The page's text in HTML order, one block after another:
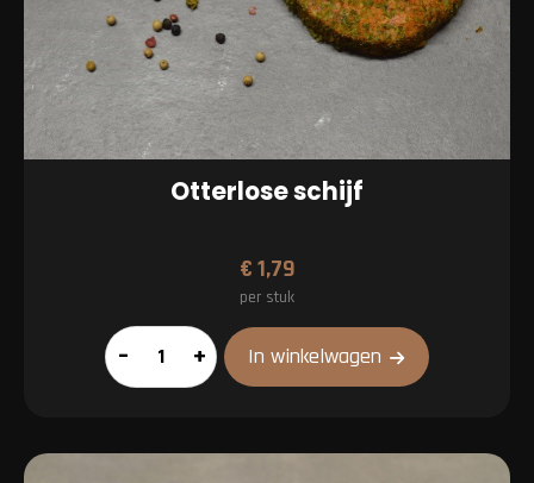
Otterlose schijf
€1,79
per stuk
Otterlose
schijf
– + In winkelwagen